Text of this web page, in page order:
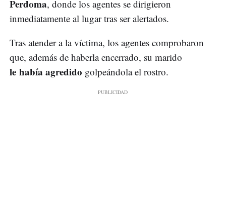
Perdoma, donde los agentes se dirigieron
inmediatamente al lugar tras ser alertados.
Tras atender a la víctima, los agentes comprobaron
que, además de haberla encerrado, su marido
le había agredido golpeándola el rostro.